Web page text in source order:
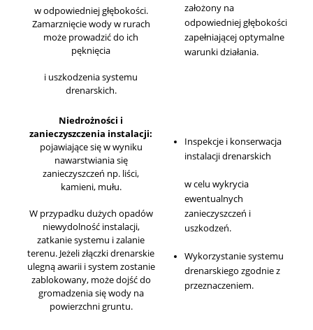
w odpowiedniej głębokości.
Zamarznięcie wody w rurach
może prowadzić do ich
pęknięcia
i uszkodzenia systemu
drenarskich.
założony na
odpowiedniej głębokości
zapełniającej optymalne
warunki działania.
Niedrożności i
zanieczyszczenia instalacji:
pojawiające się w wyniku
nawarstwiania się
zanieczyszczeń np. liści,
kamieni, mułu.
W przypadku dużych opadów
niewydolność instalacji,
zatkanie systemu i zalanie
terenu. Jeżeli złączki drenarskie
ulegną awarii i system zostanie
zablokowany, może dojść do
gromadzenia się wody na
powierzchni gruntu.
Inspekcje i konserwacja
instalacji drenarskich
w celu wykrycia
ewentualnych
zanieczyszczeń i
uszkodzeń.
Wykorzystanie systemu
drenarskiego zgodnie z
przeznaczeniem.